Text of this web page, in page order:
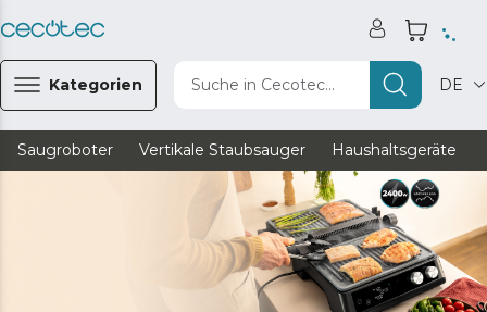
Kategorien Suche in Cecotec... DE
Saugroboter Vertikale Staubsauger Haushaltsgeräte